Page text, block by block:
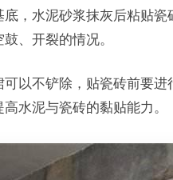
，水泥砂浆抹灰后粘贴
、开裂的情况。
以不铲除，贴瓷砖前要
水泥与瓷砖的黏贴能力。